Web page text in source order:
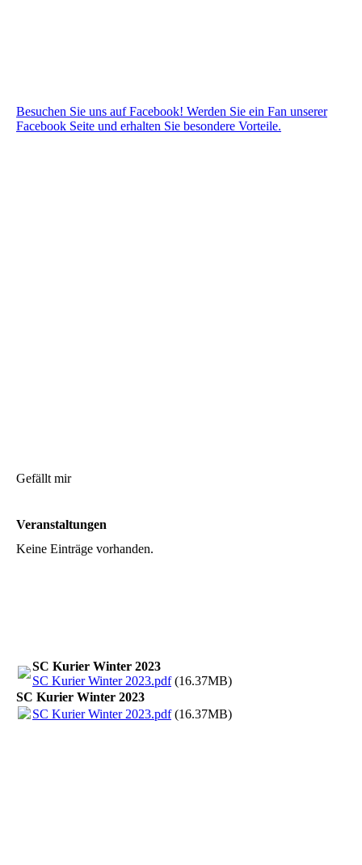
Besuchen Sie uns auf Facebook! Werden Sie ein Fan unserer
Facebook Seite und erhalten Sie besondere Vorteile.
Gefällt mir
Veranstaltungen
Keine Einträge vorhanden.
SC Kurier Winter 2023
SC Kurier Winter 2023.pdf(16.37MB)
SC Kurier Winter 2023
SC Kurier Winter 2023.pdf(16.37MB)